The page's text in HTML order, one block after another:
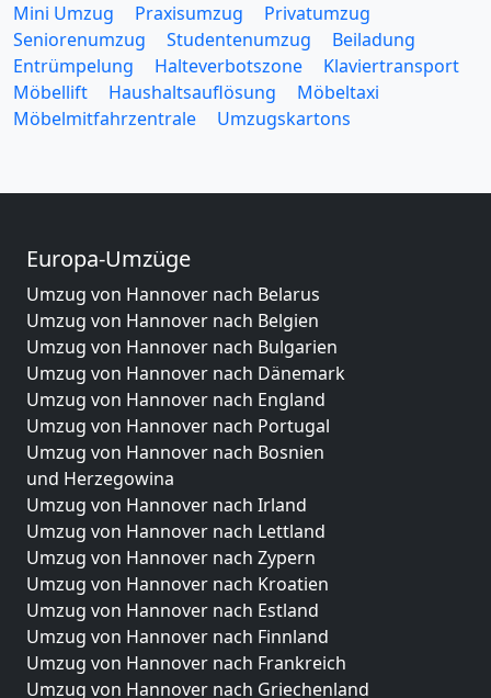
Mini Umzug
Praxisumzug
Privatumzug
Seniorenumzug
Studentenumzug
Beiladung
Entrümpelung
Halteverbotszone
Klaviertransport
Möbellift
Haushaltsauflösung
Möbeltaxi
Möbelmitfahrzentrale
Umzugskartons
Europa-Umzüge
Umzug von Hannover nach Belarus
Umzug von Hannover nach Belgien
Umzug von Hannover nach Bulgarien
Umzug von Hannover nach Dänemark
Umzug von Hannover nach England
Umzug von Hannover nach Portugal
Umzug von Hannover nach Bosnien
und Herzegowina
Umzug von Hannover nach Irland
Umzug von Hannover nach Lettland
Umzug von Hannover nach Zypern
Umzug von Hannover nach Kroatien
Umzug von Hannover nach Estland
Umzug von Hannover nach Finnland
Umzug von Hannover nach Frankreich
Umzug von Hannover nach Griechenland